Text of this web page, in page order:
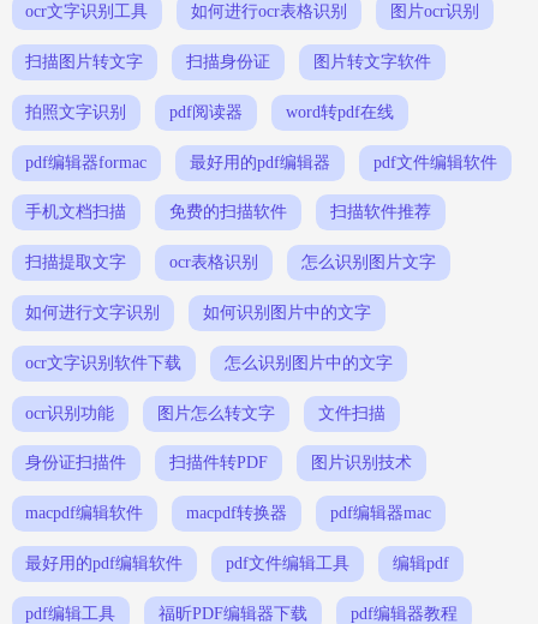
ocr文字识别工具 如何进行ocr表格识别 图片ocr识别
扫描图片转文字 扫描身份证 图片转文字软件
拍照文字识别 pdf阅读器 word转pdf在线
pdf编辑器formac 最好用的pdf编辑器 pdf文件编辑软件
手机文档扫描 免费的扫描软件 扫描软件推荐
扫描提取文字 ocr表格识别 怎么识别图片文字
如何进行文字识别 如何识别图片中的文字
ocr文字识别软件下载 怎么识别图片中的文字
ocr识别功能 图片怎么转文字 文件扫描
身份证扫描件 扫描件转PDF 图片识别技术
macpdf编辑软件 macpdf转换器 pdf编辑器mac
最好用的pdf编辑软件 pdf文件编辑工具 编辑pdf
pdf编辑工具 福昕PDF编辑器下载 pdf编辑器教程